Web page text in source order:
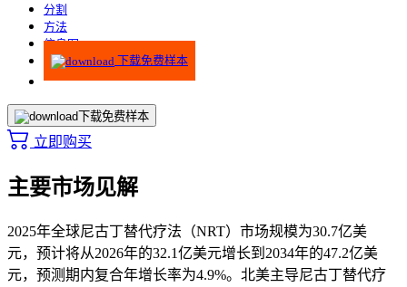
分割
方法
信息图
下载免费样本
下载免费样本
立即购买
主要市场见解
2025年全球尼古丁替代疗法（NRT）市场规模为30.7亿美
元，预计将从2026年的32.1亿美元增长到2034年的47.2亿美
元，预测期内复合年增长率为4.9%。北美主导尼古丁替代疗